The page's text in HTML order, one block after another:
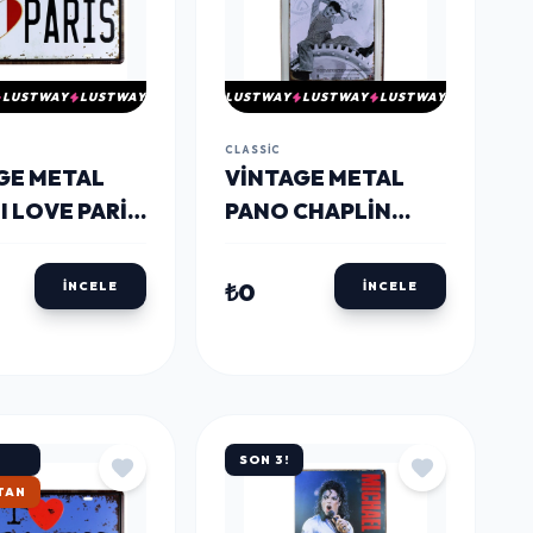
LUSTWAY LUSTWAY
METAL
LOVE PARIS
İNCELE
LUSTWAY LUSTWAY LUSTWAY
CLASSIC
VINTAGE METAL
PANO CHAPLIN
₺0 İNCELE
SON 3!